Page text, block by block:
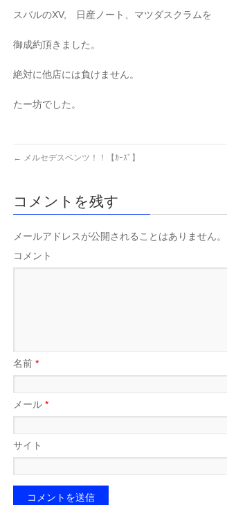
スバルのXV, 日産ノート、マツダスクラムを
御成約頂きました。
絶対に他店には負けません。
たー坊でした。
← メルセデスベンツ！！【ｶｰｽﾞ】
コメントを残す
メールアドレスが公開されることはありません。
コメント
名前 *
メール *
サイト